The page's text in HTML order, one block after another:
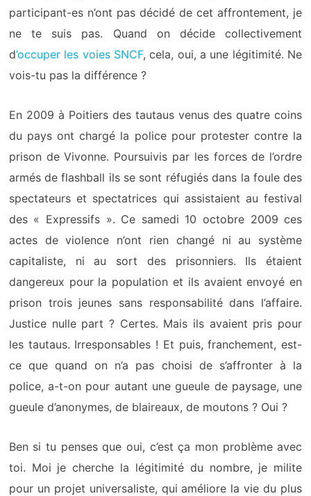
participant-es n’ont pas décidé de cet affrontement, je
ne te suis pas. Quand on décide collectivement
d’occuper les voies SNCF, cela, oui, a une légitimité. Ne
vois-tu pas la différence ?
En 2009 à Poitiers des tautaus venus des quatre coins
du pays ont chargé la police pour protester contre la
prison de Vivonne. Poursuivis par les forces de l’ordre
armés de flashball ils se sont réfugiés dans la foule des
spectateurs et spectatrices qui assistaient au festival
des « Expressifs ». Ce samedi 10 octobre 2009ces
actes de violence n’ont rien changéni au système
capitaliste, ni au sort des prisonniers. Ils étaient
dangereux pour la populationet ils avaient envoyé en
prison trois jeunes sans responsabilité dans l’affaire.
Justice nulle part ? Certes. Mais ils avaient pris pour
les tautaus. Irresponsables ! Et puis, franchement, est-
ce que quand on n’a pas choisi de s’affronter à la
police, a-t-on pour autant unegueule de paysage, une
gueule d’anonymes, de blaireaux, de moutons ? Oui ?
Ben si tu penses que oui, c’est ça mon problème avec
toi. Moi je cherche la légitimité du nombre, je milite
pour un projet universaliste, qui améliore la vie du plus